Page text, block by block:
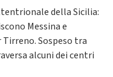
della Sicilia:
Messina e
Sospeso tra
alcuni dei centri